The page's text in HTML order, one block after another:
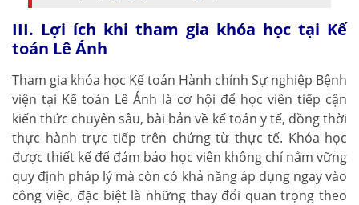
III. Lợi ích khi tham gia khóa học tại Kế
toán Lê Ánh
Tham gia khóa học Kế toán Hành chính Sự nghiệp Bệnh
viện tại Kế toán Lê Ánh là cơ hội để học viên tiếp cận
kiến thức chuyên sâu, bài bản về kế toán y tế, đồng thời
thực hành trực tiếp trên chứng từ thực tế. Khóa học
được thiết kế để đảm bảo học viên không chỉ nắm vững
quy định pháp lý mà còn có khả năng áp dụng ngay vào
công việc, đặc biệt là những thay đổi quan trọng theo